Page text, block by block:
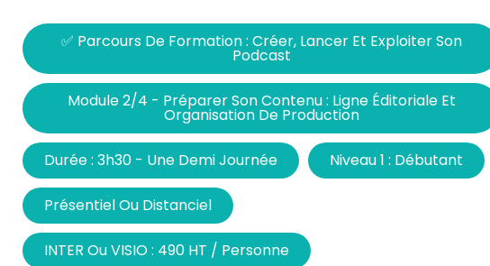
✅ Parcours De Formation : Créer, Lancer Et Exploiter Son
Podcast
Module 2/4 - Préparer Son Contenu : Ligne Éditoriale Et
Organisation De Production
Durée : 3h30 - Une Demi Journée Niveau 1 : Débutant
Présentiel Ou Distanciel
INTER Ou VISIO : 490 HT / Personne